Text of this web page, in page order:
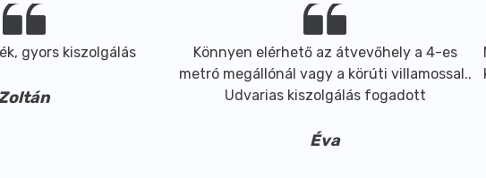
gyors kiszolgálás
Könnyen elérhető az átvevőhely a 4-es
metró megállónál vagy a körúti villamossal..
Udvarias kiszolgálás fogadott
Éva